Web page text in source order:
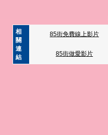
相
關
連
結
85街免費線上影片
85街做愛影片